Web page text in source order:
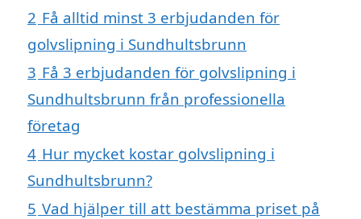
2 Få alltid minst 3 erbjudanden för
golvslipning i Sundhultsbrunn
3 Få 3 erbjudanden för golvslipning i
Sundhultsbrunn från professionella
företag
4 Hur mycket kostar golvslipning i
Sundhultsbrunn?
5 Vad hjälper till att bestämma priset på